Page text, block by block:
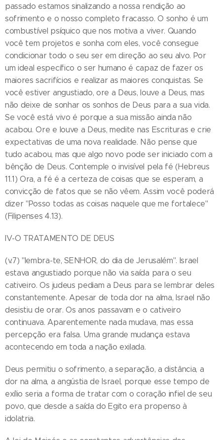
passado estamos sinalizando a nossa rendição ao
sofrimento e o nosso completo fracasso. O sonho é um
combustível psíquico que nos motiva a viver. Quando
você tem projetos e sonha com eles, você consegue
condicionar todo o seu ser em direção ao seu alvo. Por
um ideal específico o ser humano é capaz de fazer os
maiores sacrifícios e realizar as maiores conquistas. Se
você estiver angustiado, ore a Deus, louve a Deus, mas
não deixe de sonhar os sonhos de Deus para a sua vida.
Se você está vivo é porque a sua missão ainda não
acabou. Ore e louve a Deus, medite nas Escrituras e crie
expectativas de uma nova realidade. Não pense que
tudo acabou, mas que algo novo pode ser iniciado com a
bênção de Deus. Contemple o invisível pela fé (Hebreus
11.1) Ora, a fé é a certeza de coisas que se esperam, a
convicção de fatos que se não vêem. Assim você poderá
dizer "Posso todas as coisas naquele que me fortalece"
(Filipenses 4.13).
IV-O TRATAMENTO DE DEUS
(v.7) "lembra-te, SENHOR, do dia de Jerusalém". Israel
estava angustiado porque não via saída para o seu
cativeiro. Os judeus pediam a Deus para se lembrar deles
constantemente. Apesar de toda dor na alma, Israel não
desistiu de orar. Os anos passavam e o cativeiro
continuava. Aparentemente nada mudava, mas essa
percepção era falsa. Uma grande mudança estava
acontecendo em toda a nação exilada.
Deus permitiu o sofrimento, a separação, a distância, a
dor na alma, a angústia de Israel, porque esse tempo de
exílio seria a forma de tratar com o coração infiel de seu
povo, que desde a saída do Egito era propenso à
idolatria.